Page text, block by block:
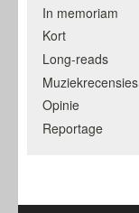
In memoriam
Kort
Long-reads
Muziekrecensies
Opinie
Reportage